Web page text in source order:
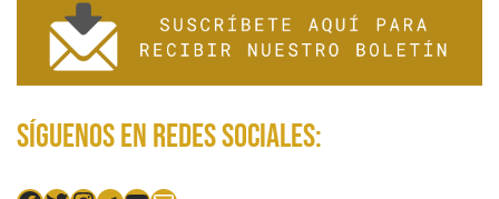
Síguenos en redes sociales: